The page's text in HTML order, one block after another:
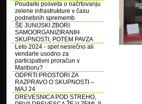
Poudarki posveta o načrtovanju
zelene infrastrukture v času
podnebnih sprememb
ŠE JUNIJSKI ZBORI
SAMOORGANIZIRANIH
SKUPNOSTI, POTEM PAVZA
Leto 2024 - spet nesrečno ali
vendarle usodno za
participativni proračun v
Mariboru?
ODPRTI PROSTORI ZA
RAZPRAVO O SKUPNOSTI –
MAJ 24
DREVESNICA POD STREHO,